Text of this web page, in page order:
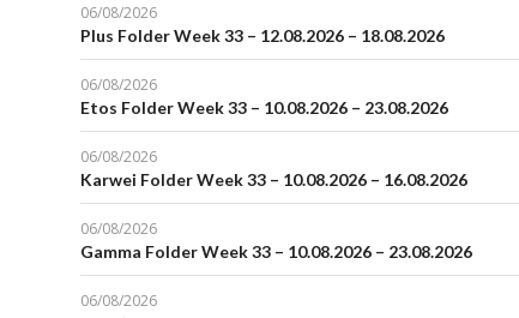
06/08/2026
Plus Folder Week 33 – 12.08.2026 – 18.08.2026
06/08/2026
Etos Folder Week 33 – 10.08.2026 – 23.08.2026
06/08/2026
Karwei Folder Week 33 – 10.08.2026 – 16.08.2026
06/08/2026
Gamma Folder Week 33 – 10.08.2026 – 23.08.2026
06/08/2026